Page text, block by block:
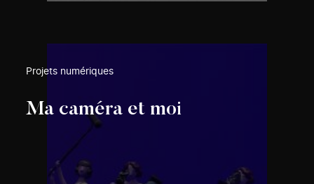
Projets numériques
Ma caméra et moi